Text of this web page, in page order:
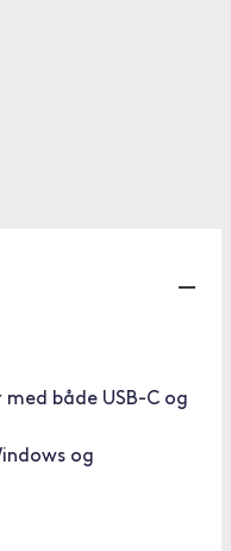
både USB-C og
og